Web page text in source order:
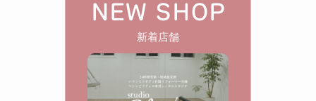
NEW SHOP
新着店舗